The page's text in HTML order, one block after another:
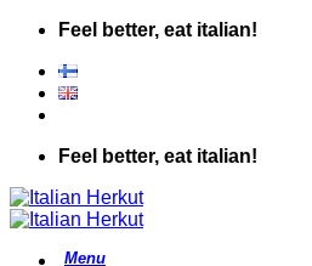
Salta
contenuti
Feel better, eat italian!
Feel better, eat italian!